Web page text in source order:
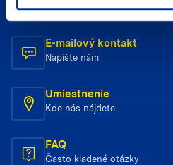
Zavolajte nám
E-mailový kontakt
Napíšte nám
Umiestnenie
Kde nás nájdete
FAQ
Často kladené otázky